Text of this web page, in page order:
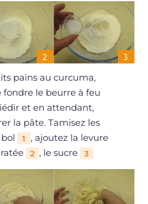
pains au curcuma,
le beurre à feu
et en attendant,
la pâte. Tamisez les
1
, ajoutez la levure
2 , le sucre 3